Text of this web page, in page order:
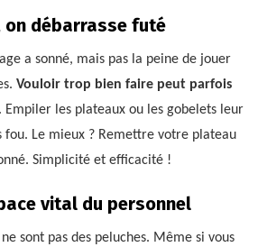
on débarrasse futé
a sonné, mais pas la peine de jouer
Vouloir trop bien faire peut parfois
. Empiler les plateaux ou les gobelets leur
Le mieux ? Remettre votre plateau
Simplicité et efficacité !
vital du personnel
sont pas des peluches. Même si vous